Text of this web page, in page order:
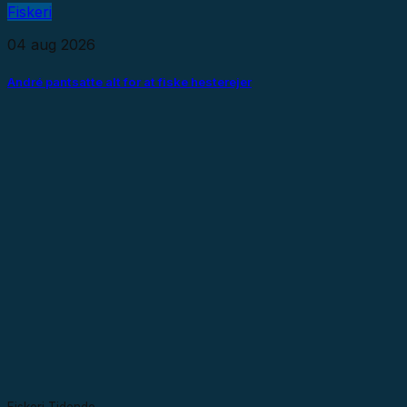
Fiskeri
04 aug 2026
André pantsatte alt for at fiske hesterejer